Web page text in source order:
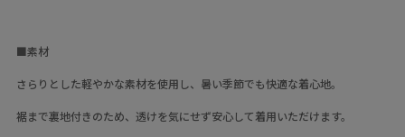
■素材
さらりとした軽やかな素材を使用し、暑い季節でも快適な着心地。
裾まで裏地付きのため、透けを気にせず安心して着用いただけます。